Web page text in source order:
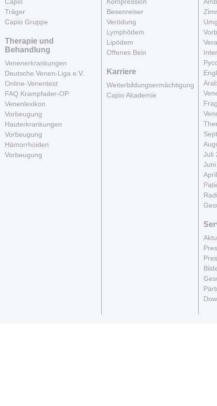
Träger
Capio Gruppe
Therapie und
Behandlung
Venenerkrankungen
Deutsche Venen-Liga e.V.
Online-Venentest
FAQ Krampfader-OP
Venenlexikon
Vorbeugung
Hauterkrankungen
Vorbeugung
Hämorrhoiden
Vorbeugung
Besenreiser
Verödung
Lymphödem
Lipödem
Offenes Bein
Karriere
Weiterbildungsermächtigung
Capio Akademie
Juli